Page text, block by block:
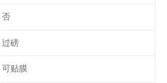
否
过磅
可贴膜